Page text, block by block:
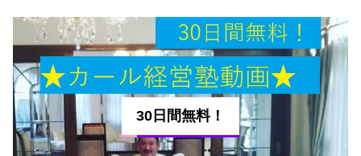
30日間無料！